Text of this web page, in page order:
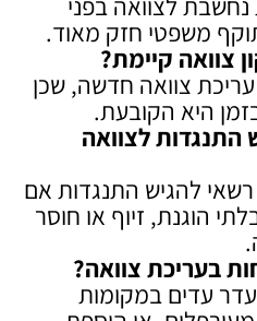
משפטי חזק מאוד.
צוואה קיימת?
עריכת צוואה חדשה, שכן
היא הקובעת.
לצוואה
רשאי להגיש התנגדות אם
הוגנת, זיוף או חוסר
בעריכת צוואה?
עדים במקומות